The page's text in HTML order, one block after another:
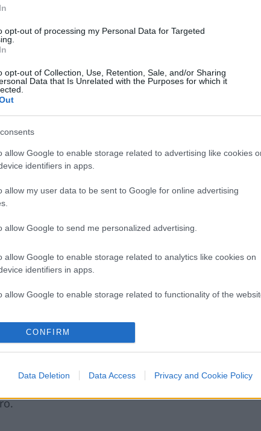
opt-out of processing my Personal Data for Targeted
opt-out of Collection, Use, Retention, Sale, and/or Sharing
Data that Is Unrelated with the Purposes for which it
allow Google to enable storage related to advertising like cookies
identifiers in apps.
allow my user data to be sent to Google for online advertising
allow Google to send me personalized advertising.
allow Google to enable storage related to analytics like cookies on
identifiers in apps.
allow Google to enable storage related to functionality of the
allow Google to enable storage related to personalization.
functionality and fraud prevention, and other user protection.
CONFIRM
Data Deletion Data Access Privacy and Cookie Policy
tra password e authenticator della
Siamo diventati degli schiavi digitali. Viva
tregua” titola il “Corriere”.
telefonata del premier con Putin. Peccato
il contrario di tutto. Vale tutto!
spiega al giornalista le domande che si
se la prende con i titoli dei
definirla pornodiva
10 per cento, il “Sole 24 ore” ci ricorda